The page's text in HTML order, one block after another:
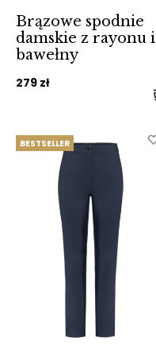
Brązowe spodnie
damskie z rayonu i
bawełny
279 zł
BESTSELLER